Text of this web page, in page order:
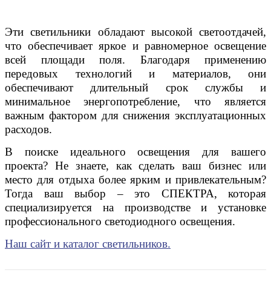
Эти светильники обладают высокой светоотдачей,
что обеспечивает яркое и равномерное освещение
всей площади поля. Благодаря применению
передовых технологий и материалов, они
обеспечивают длительный срок службы и
минимальное энергопотребление, что является
важным фактором для снижения эксплуатационных
расходов.
В поиске идеального освещения для вашего
проекта? Не знаете, как сделать ваш бизнес или
место для отдыха более ярким и привлекательным?
Тогда ваш выбор – это СПЕКТРА, которая
специализируется на производстве и установке
профессионального светодиодного освещения.
Наш сайт и каталог светильников.